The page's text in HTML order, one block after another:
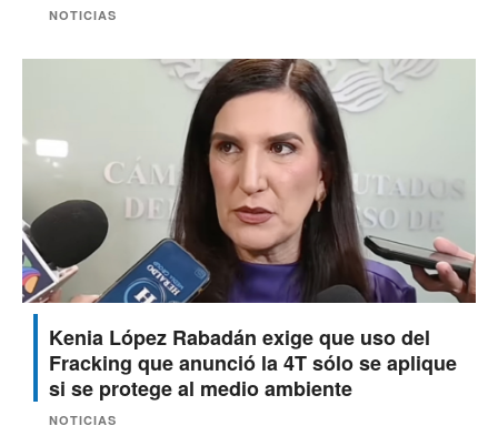
NOTICIAS
Kenia López Rabadán exige que uso del
Fracking que anunció la 4T sólo se aplique
si se protege al medio ambiente
NOTICIAS